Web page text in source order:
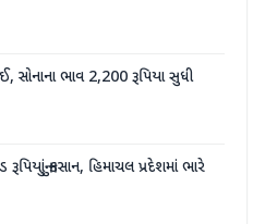
સોનાના ભાવ 2,200 રૂપિયા સુધી
નુકસાન, હિમાચલ પ્રદેશમાં ભારે